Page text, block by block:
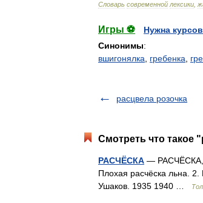
Cловарь современной лексики
Игры ⚽
Нужна
Синонимы:
вшигонялка
гребенка
расцвела розочка
Смотреть что такое
РАСЧЁСКА — РАСЧЁСКА,
Плохая расчёска льна.
Ушаков. 1935 1940 …